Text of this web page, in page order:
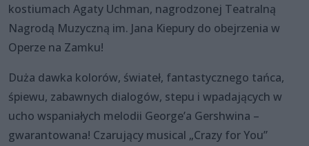
kostiumach Agaty Uchman, nagrodzonej Teatralną
Nagrodą Muzyczną im. Jana Kiepury do obejrzenia w
Operze na Zamku!
Duża dawka kolorów, świateł, fantastycznego tańca,
śpiewu, zabawnych dialogów, stepu i wpadających w
ucho wspaniałych melodii George’a Gershwina –
gwarantowana! Czarujący musical „Crazy for You”